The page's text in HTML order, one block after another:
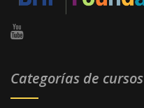
Categorías de cursos